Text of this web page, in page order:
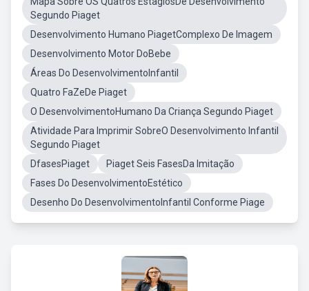
Segundo Piaget
Desenvolvimento Humano PiagetComplexo De Imagem
Desenvolvimento Motor DoBebe
Áreas Do DesenvolvimentoInfantil
Quatro FaZeDe Piaget
O DesenvolvimentoHumano Da Criança Segundo Piaget
Atividade Para Imprimir SobreO Desenvolvimento Infantil
Segundo Piaget
DfasesPiaget
Piaget Seis FasesDa Imitação
Fases Do DesenvolvimentoEstético
Desenho Do DesenvolvimentoInfantil Conforme Piage